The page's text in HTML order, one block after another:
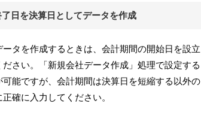
日を決算日としてデータを作成
タを作成するときは、会計期間の開始日を設立
さい。「新規会社データ作成」処理で設定する
能ですが、会計期間は決算日を短縮する以外の
確に入力してください。